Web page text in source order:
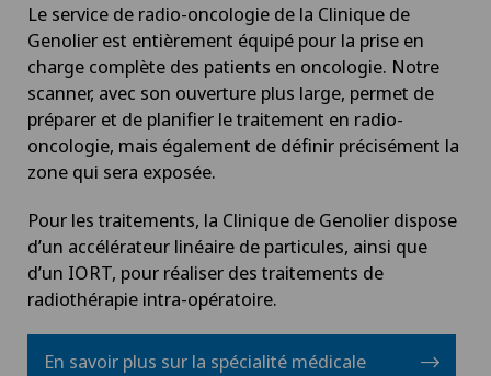
Le service de radio-oncologie de la Clinique de
Genolier est entièrement équipé pour la prise en
charge complète des patients en oncologie. Notre
scanner, avec son ouverture plus large, permet de
préparer et de planifier le traitement en radio-
oncologie, mais également de définir précisément la
zone qui sera exposée.
Pour les traitements, la Clinique de Genolier dispose
d’un accélérateur linéaire de particules, ainsi que
d’un IORT, pour réaliser des traitements de
radiothérapie intra-opératoire.
En savoir plus sur la spécialité médicale